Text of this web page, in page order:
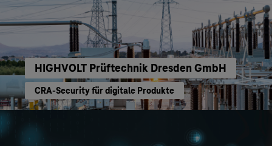
HIGHVOLT Prüftechnik Dresden GmbH
CRA-Security für digitale Produkte